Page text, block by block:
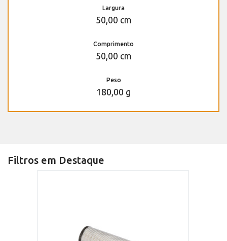
Largura
50,00 cm
Comprimento
50,00 cm
Peso
180,00 g
Filtros em Destaque